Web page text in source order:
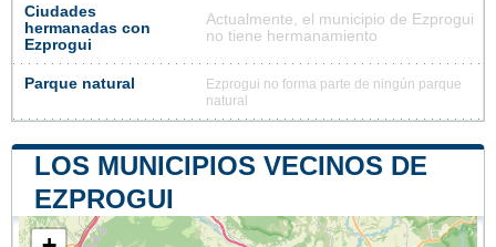
Ciudades
hermanadas con
Ezprogui
Actualmente, el municipio de Ezprogui
no tiene hermanamiento
Parque natural
Ezprogui no forma parte de ningún parque
natural
LOS MUNICIPIOS VECINOS DE
EZPROGUI